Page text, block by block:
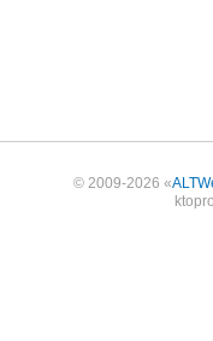
© 2009-2026 «